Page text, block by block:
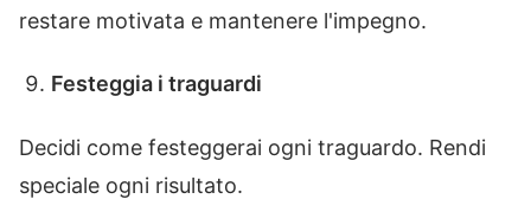
restare motivata e mantenere l'impegno.
Festeggia i traguardi
Decidi come festeggerai ogni traguardo. Rendi
speciale ogni risultato.